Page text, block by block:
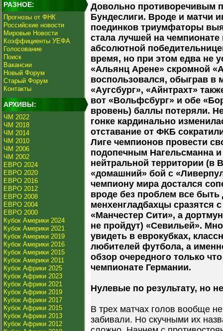
РАЗНОЕ:
Прогнозы от ФНК
Российские новости
Мировые Новости
Коэффициенты УЕФА
Голосование
Поиск
Вакансии
Новый Форум
Старый Форум
Контакты
АРХИВЫ:
ЧМ 2022
ЧМ 2018
ЧМ 2014
ЧМ 2010
ЧМ 2006
ЧМ 2002
ЕВРО 2024
ЕВРО 2020
ЕВРО 2016
ЕВРО 2012
ЕВРО 2008
ЕВРО 2004
ЕВРО 2000
Кубок Америки 2024
Кубок Америки 2021
Кубок Америки 2019
Кубок Америки 2016
Кубок Америки 2015
Кубок Америки 2011
Кубок Африки 2025
Кубок Африки 2023
Кубок Африки 2021
Кубок Африки 2019
Кубок Африки 2017
Кубок Африки 2015
Кубок Африки 2013
Кубок Африки 2012
Довольно противоречивым
Бундеслиги. Вроде и матчи
поединков триумфаторы
стала лучшей на
абсолютной
время, но при этом едва не
«Альянц Арене» скромной
воспользовался, обыграв в
«Аугсбург», «Айнтрахт»
вот «Вольфсбург» и обе
вровень) баллы потеряли.
гонке кардинально
отставание от ФКБ
Лиге чемпионов провести
подопечным Нагельсманна и
нейтральной территории (в
«домашний» бой с
чемпиону мира достался
вроде без проблем все
менхенгладбахцы сразятся
«Манчестер Сити», а
не пройдут) «Севильей».
увидеть в еврокубках,
любителей футбола, а
обзор очередного только
чемпионате Германии.
Нулевые по результату, но
В трех матчах голов вообще не
забивали. Но скучными их